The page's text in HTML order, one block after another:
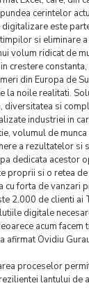
cerintelor
este
si eliminare
volum ridicat de
crestere constanta,
din Europa de
la noile realitati.
diversitatea si
industriei in
volumul de
a rezultatelor si
dedicata acestor
proprii si o retea
cu forta de vanzari
2.000 de clienti ai
digitale
acum facem
afirmat Ovidiu
proceselor
lantului de